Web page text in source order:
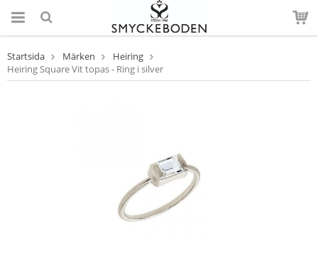
Startsida Märken
Heiring
Heiring Square Vit topas - Ring i silver